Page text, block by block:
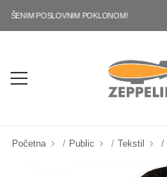
POSLOVNIM POKLONOM!
Početna Public Tekstil